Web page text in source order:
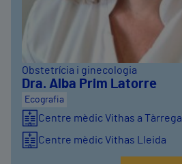
Obstetrícia i ginecologia
Dra. Alba Prim Latorre
Ecografia
Centre mèdic Vithas a Tàrrega
Centre mèdic Vithas Lleida